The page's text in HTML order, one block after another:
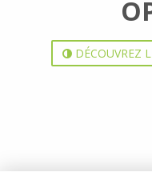
DÉCOUVREZ